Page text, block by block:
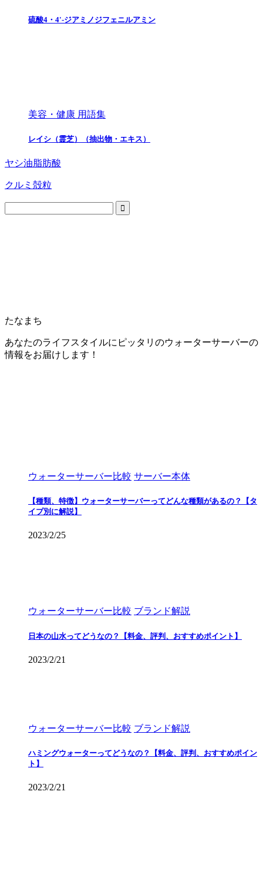
硫酸4・4'-ジアミノジフェニルアミン
美容・健康 用語集
レイシ（霊芝）（抽出物・エキス）
ヤシ油脂肪酸
クルミ殻粒
たなまち
あなたのライフスタイルにピッタリのウォーターサーバーの
情報をお届けします！
ウォーターサーバー比較 サーバー本体
【種類、特徴】ウォーターサーバーってどんな種類があるの？【タ
イプ別に解説】
2023/2/25
ウォーターサーバー比較 ブランド解説
日本の山水ってどうなの？【料金、評判、おすすめポイント】
2023/2/21
ウォーターサーバー比較 ブランド解説
ハミングウォーターってどうなの？【料金、評判、おすすめポイン
ト】
2023/2/21